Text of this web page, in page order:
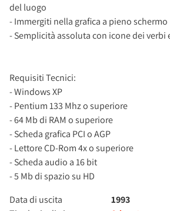
del luogo
- Immergiti nella grafica a pieno schermo
- Semplicità assoluta con icone dei verbi
Requisiti Tecnici:
- Windows XP
- Pentium 133 Mhz o superiore
- 64 Mb di RAM o superiore
- Scheda grafica PCI o AGP
- Lettore CD-Rom 4x o superiore
- Scheda audio a 16 bit
- 5 Mb di spazio su HD
Data di uscita
1993